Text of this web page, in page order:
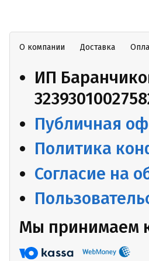
О компании Доставка
ИП
Публичная
Политика
Согласие на
Мы принимаем